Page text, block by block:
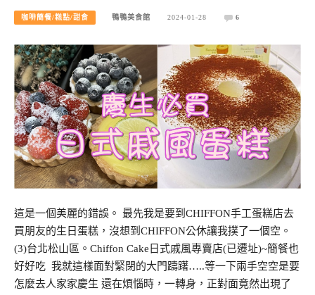
咖啡簡餐/糕點/甜食 鴨鴨美食館 2024-01-28 6
這是一個美麗的錯誤。 最先我是要到CHIFFON手工蛋糕店去
買朋友的生日蛋糕，沒想到CHIFFON公休讓我撲了一個空。
(3)台北松山區。Chiffon Cake日式戚風專賣店(已遷址)~簡餐也
好好吃 我就這樣面對緊閉的大門躊躇…..等一下兩手空空是要
怎麼去人家家慶生 還在煩惱時，一轉身，正對面竟然出現了